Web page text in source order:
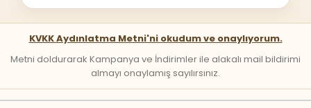
KVKK Aydınlatma Metni'ni okudum ve onaylıyorum.
Metni doldurarak Kampanya ve İndirimler ile alakalı mail bildirimi
almayı onaylamış sayılırsınız.